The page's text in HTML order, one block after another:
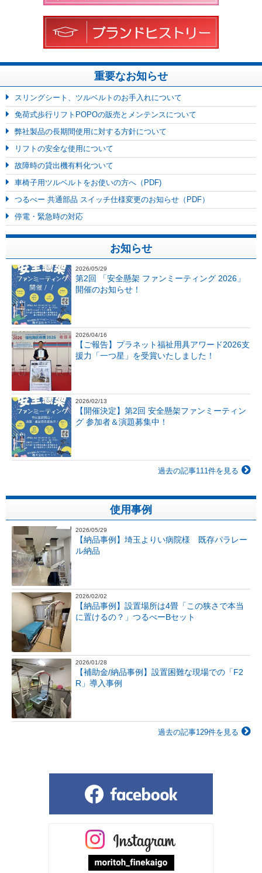
重要なお知らせ
スリングシート、ツルベルトのお手入れについて
免荷式歩行リフトPOPOの販売とメンテンスについて
弊社製品の長期間使用に対する方針について
リフトの安全な使用について
故障時の貸出機有料化ついて
車椅子用ツルベルトをお使いの方へ（PDF)
つるべー 共通部品 スイッチ仕様変更のお知らせ（PDF）
停電・緊急時の対応
お知らせ
2026/05/29
第2回 「安全懸架 ファンミーティング 2026」
開催のお知らせ！
2026/04/16
【ご報告】プラネット福祉用具アワード2026支
援力「一つ星」を受賞いたしました！
2026/02/13
【開催決定】第2回 安全懸架ファンミーティン
グ 参加者＆演題募集中！
過去の記事111件を見る
使用事例
2026/05/29
【納品事例】埼玉よりい病院様 既存パラレー
ル納品
2026/02/02
【納品事例】設置場所は4畳「この狭さで本当
に置けるの？」つるべーBセット
2026/01/28
【補助金/納品事例】設置困難な現場での「F2
R」導入事例
過去の記事129件を見る